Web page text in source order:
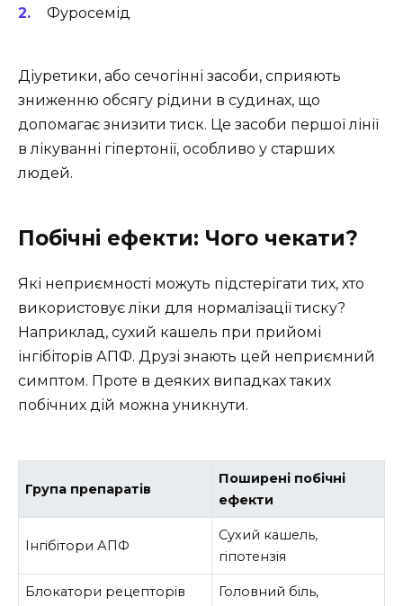
Фуросемід
Діуретики, або сечогінні засоби, сприяють
зниженню обсягу рідини в судинах, що
допомагає знизити тиск. Це засоби першої лінії
в лікуванні гіпертонії, особливо у старших
людей.
Побічні ефекти: Чого чекати?
Які неприємності можуть підстерігати тих, хто
використовує ліки для нормалізації тиску?
Наприклад, сухий кашель при прийомі
інгібіторів АПФ. Друзі знають цей неприємний
симптом. Проте в деяких випадках таких
побічних дій можна уникнути.
Група препаратів
Поширені побічні
ефекти
Інгібітори АПФ
Сухий кашель,
гіпотензія
Блокатори рецепторів
Головний біль,